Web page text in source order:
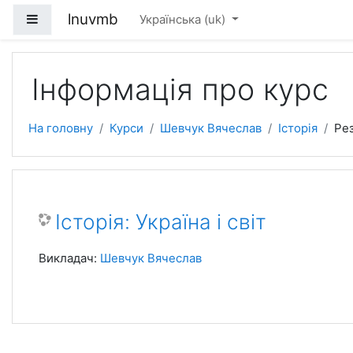
Бокова панель
lnuvmb Українська ‎(uk)‎
Інформація про курс
На головну Курси Шевчук Вячеслав Історія
Історія: Україна і світ
Викладач: Шевчук Вячеслав